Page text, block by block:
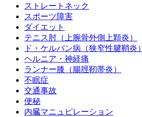
ストレートネック
スポーツ障害
ダイエット
テニス肘（上腕骨外側上顆炎）
ド・ケルバン病（狭窄性腱鞘炎）
ヘルニア・神経痛
ランナー膝（腸脛靭帯炎）
不眠症
交通事故
便秘
内臓マニュピレーション